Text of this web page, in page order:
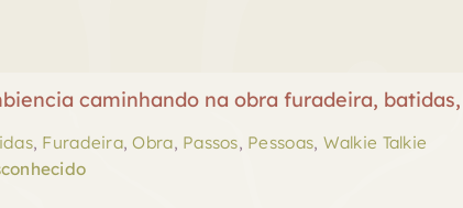
caminhando na obra furadeira,
, Furadeira,Obra, Passos, Pessoas, Walkie Talkie